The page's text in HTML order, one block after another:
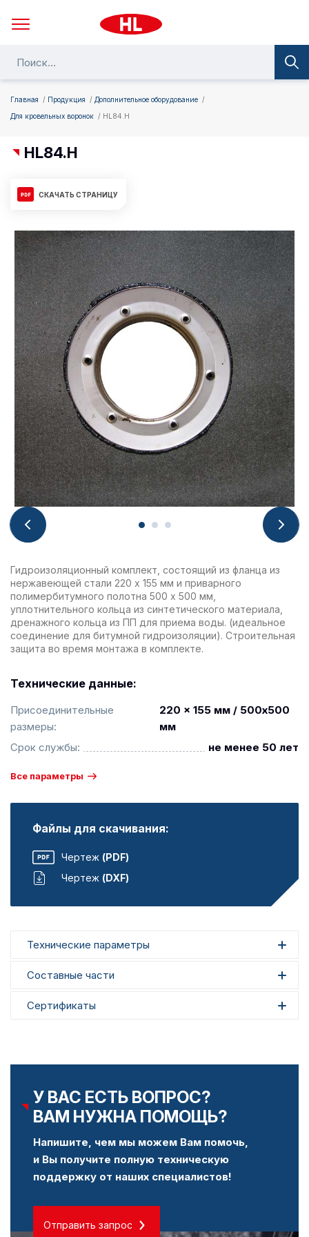
Главная Продукция
Дополнительное оборудование
Для кровельных воронок
HL84.H
HL84.H
СКАЧАТЬ СТРАНИЦУ
Гидроизоляционный комплект, состоящий из фланца из
нержавеющей стали 220 х 155 мм и приварного
полимербитумного полотна 500 х 500 мм,
уплотнительного кольца из синтетического материала,
дренажного кольца из ПП для приема воды. (идеальное
соединение для битумной гидроизоляции). Строительная
защита во время монтажа в комплекте.
Технические данные:
Присоединительные
размеры:
220 x 155 мм / 500х500
мм
Срок службы:
не менее 50 лет
Все параметры
Файлы для скачивания:
Чертеж (PDF)
Чертеж (DXF)
Технические параметры
Составные части
Сертификаты
У ВАС ЕСТЬ ВОПРОС?
ВАМ НУЖНА ПОМОЩЬ?
Напишите, чем мы можем Вам помочь,
и Вы получите полную техническую
поддержку от наших специалистов!
Отправить запрос